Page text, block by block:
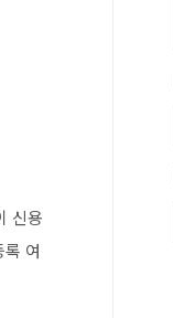
신용
여